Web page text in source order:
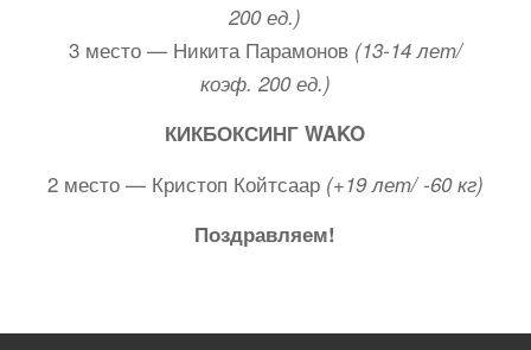
200 ед.)
3 место — Никита Парамонов (13-14 лет/
коэф. 200 ед.)
КИКБОКСИНГ WAKO
2 место — Кристоп Койтсаар (+19 лет/ -60 кг)
Поздравляем!